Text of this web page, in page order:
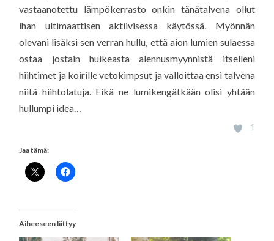
vastaanotettu lämpökerrasto onkin tänätalvena ollut
ihan ultimaattisen aktiivisessa käytössä. Myönnän
olevani lisäksi sen verran hullu, että aion lumien sulaessa
ostaa jostain huikeasta alennusmyynnistä itselleni
hiihtimet ja koirille vetokimpsut ja valloittaa ensi talvena
niitä hiihtolatuja. Eikä ne lumikengätkään olisi yhtään
hullumpi idea…
1
Jaa tämä:
Aiheeseen liittyy